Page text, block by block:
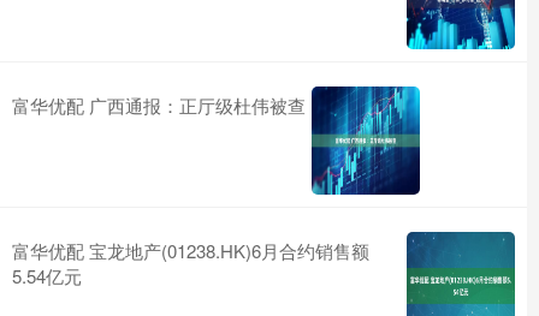
富华优配 广西通报：正厅级杜伟被查
富华优配 宝龙地产(01238.HK)6月合约销售额
5.54亿元